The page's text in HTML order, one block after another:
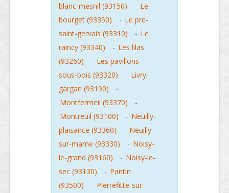
blanc-mesnil (93150)
- Le
bourget (93350)
- Le pre-
saint-gervais (93310)
- Le
raincy (93340)
- Les lilas
(93260)
- Les pavillons-
sous-bois (93320)
- Livry-
gargan (93190)
-
Montfermeil (93370)
-
Montreuil (93100)
- Neuilly-
plaisance (93360)
- Neuilly-
sur-marne (93330)
- Noisy-
le-grand (93160)
- Noisy-le-
sec (93130)
- Pantin
(93500)
- Pierrefitte-sur-